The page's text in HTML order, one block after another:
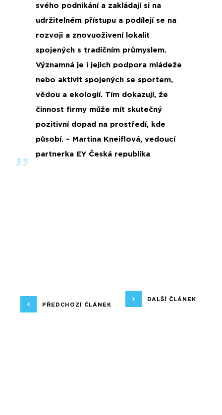
svého podnikání a zakládají si na
udržitelném přístupu a podílejí se na
rozvoji a znovuoživení lokalit
spojených s tradičním průmyslem.
Významná je i jejich podpora mládeže
nebo aktivit spojených se sportem,
vědou a ekologií. Tím dokazují, že
činnost firmy může mít skutečný
pozitivní dopad na prostředí, kde
působí. – Martina Kneiflová, vedoucí
partnerka EY Česká republika
PŘEDCHOZÍ ČLÁNEK
DALŠÍ ČLÁNEK